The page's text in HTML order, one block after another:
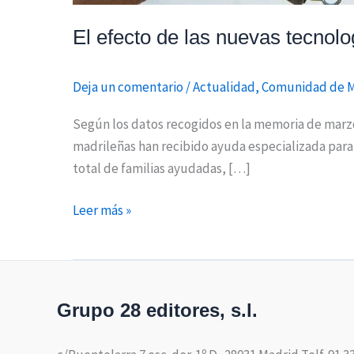
El efecto de las nuevas
Deja un comentario/Actualidad,Comunidad de
Según los datos recogidos en la memoria de
madrileñas han recibido ayuda especializada
total de familias ayudadas, […]
Leer más »
Grupo 28 editores, s.l.